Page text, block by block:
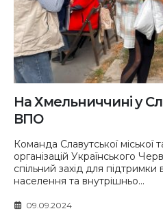
На Хмельниччині у
ВПО
Команда Славутської міської
організацій Українського
спільний захід для підтримки
населення та внутрішньо...
09.09.2024